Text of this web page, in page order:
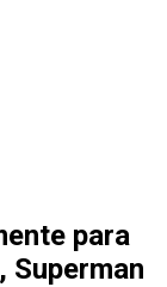
para
Superman